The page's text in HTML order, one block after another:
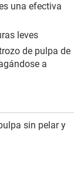
una efectiva
leves
de pulpa de
a
sin pelar y